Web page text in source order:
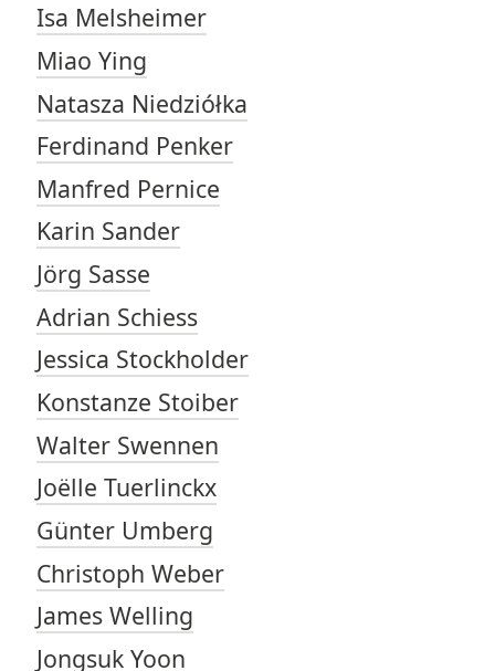
Isa Melsheimer
Miao Ying
Natasza Niedziółka
Ferdinand Penker
Manfred Pernice
Karin Sander
Jörg Sasse
Adrian Schiess
Jessica Stockholder
Konstanze Stoiber
Walter Swennen
Joëlle Tuerlinckx
Günter Umberg
Christoph Weber
James Welling
Jongsuk Yoon